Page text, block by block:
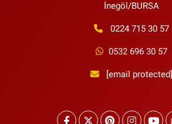
İnegöl/BURSA
0224 715 30 57
0532 696 30 57
[email protected]